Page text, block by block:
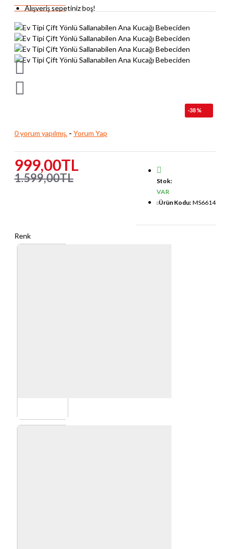
Alışveriş sepetiniz boş!
-38 %
0 yorum yapılmış. - Yorum Yap
999,00TL
1.599,00TL
Stok:
VAR
Ürün Kodu: MS6614
Renk